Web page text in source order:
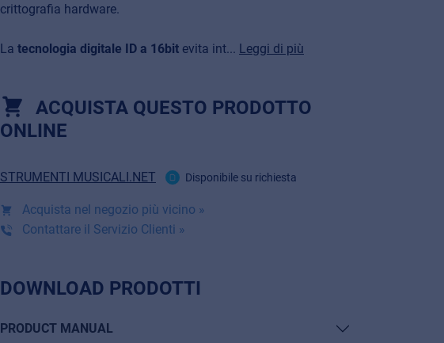
crittografia hardware.
La tecnologia digitale ID a 16bit evita int... Leggi di più
ACQUISTA QUESTO PRODOTTO
ONLINE
STRUMENTI MUSICALI.NET Disponibile su richiesta
Acquista nel negozio più vicino »
Contattare il Servizio Clienti »
DOWNLOAD PRODOTTI
PRODUCT MANUAL